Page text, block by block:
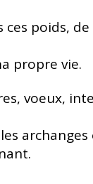
ces poids,
propre vie.
voeux,